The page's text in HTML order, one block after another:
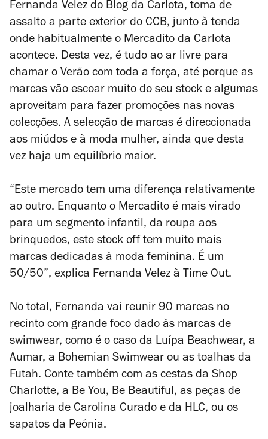
Fernanda Velez do Blog da Carlota, toma de
assalto a parte exterior do CCB, junto à tenda
onde habitualmente o Mercadito da Carlota
acontece. Desta vez, é tudo ao ar livre para
chamar o Verão com toda a força, até porque as
marcas vão escoar muito do seu stock e algumas
aproveitam para fazer promoções nas novas
colecções. A selecção de marcas é direccionada
aos miúdos e à moda mulher, ainda que desta
vez haja um equilíbrio maior.
“Este mercado tem uma diferença relativamente
ao outro. Enquanto o Mercadito é mais virado
para um segmento infantil, da roupa aos
brinquedos, este stock off tem muito mais
marcas dedicadas à moda feminina. É um
50/50”, explica Fernanda Velez à Time Out.
No total, Fernanda vai reunir 90 marcas no
recinto com grande foco dado às marcas de
swimwear, como é o caso da Luípa Beachwear, a
Aumar, a Bohemian Swimwear ou as toalhas da
Futah. Conte também com as cestas da Shop
Charlotte, a Be You, Be Beautiful, as peças de
joalharia de Carolina Curado e da HLC, ou os
sapatos da Peónia.